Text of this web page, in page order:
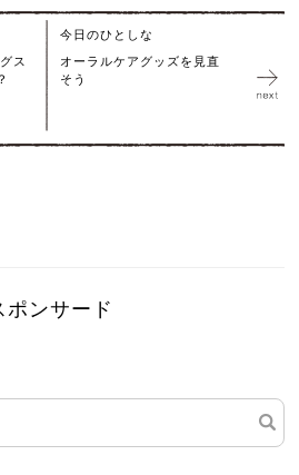
ス
今日のひとしな
オーラルケアグッズを見直
そう
ポンサード